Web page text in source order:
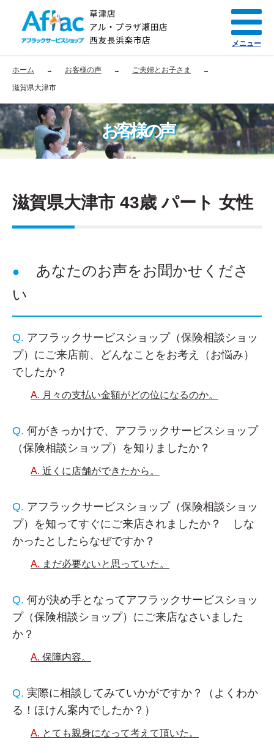
ホーム お客様の声 ご夫婦とお子さま
滋賀県大津市
お客様の声
滋賀県大津市 43歳 パート 女性
あなたのお声をお聞かせくださ
い
アフラックサービスショップ（保険相談ショッ
プ）にご来店前、どんなことをお考え（お悩み）
でしたか？
月々の支払い金額がどの位になるのか。
何がきっかけで、アフラックサービスショップ
（保険相談ショップ）を知りましたか？
近くに店舗ができたから。
アフラックサービスショップ（保険相談ショッ
プ）を知ってすぐにご来店されましたか？ しな
かったとしたらなぜですか？
まだ必要ないと思っていた。
何が決め手となってアフラックサービスショッ
プ（保険相談ショップ）にご来店なさいました
か？
保障内容。
実際に相談してみていかがですか？（よくわか
る！ほけん案内でしたか？）
とても親身になって考えて頂いた。
メニュー